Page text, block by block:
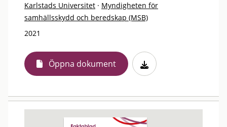
Karlstads Universitet · Myndigheten för
samhällsskydd och beredskap (MSB)
2021
Öppna dokument